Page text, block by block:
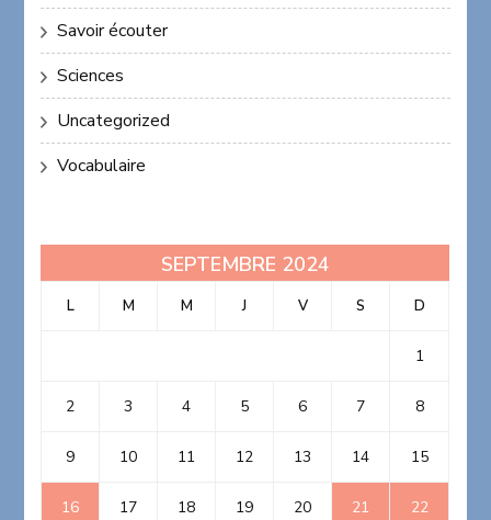
Savoir écouter
Sciences
Uncategorized
Vocabulaire
SEPTEMBRE 2024
L M M J V S D
1
2 3 4 5 6 7 8
9 10 11 12 13 14 15
16 17 18 19 20 21 22